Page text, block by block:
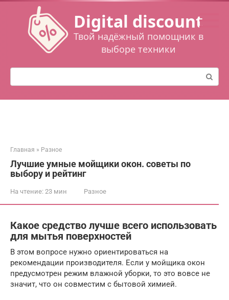
Перейти
контенту
Digital discount
Твой надёжный помощник в
выборе техники
Поиск:
Главная » Разное
Лучшие умные мойщики окон. советы по
выбору и рейтинг
На чтение: 23 мин Разное
Какое средство лучше всего использовать
для мытья поверхностей
В этом вопросе нужно ориентироваться на
рекомендации производителя. Если у мойщика окон
предусмотрен режим влажной уборки, то это вовсе не
значит, что он совместим с бытовой химией.